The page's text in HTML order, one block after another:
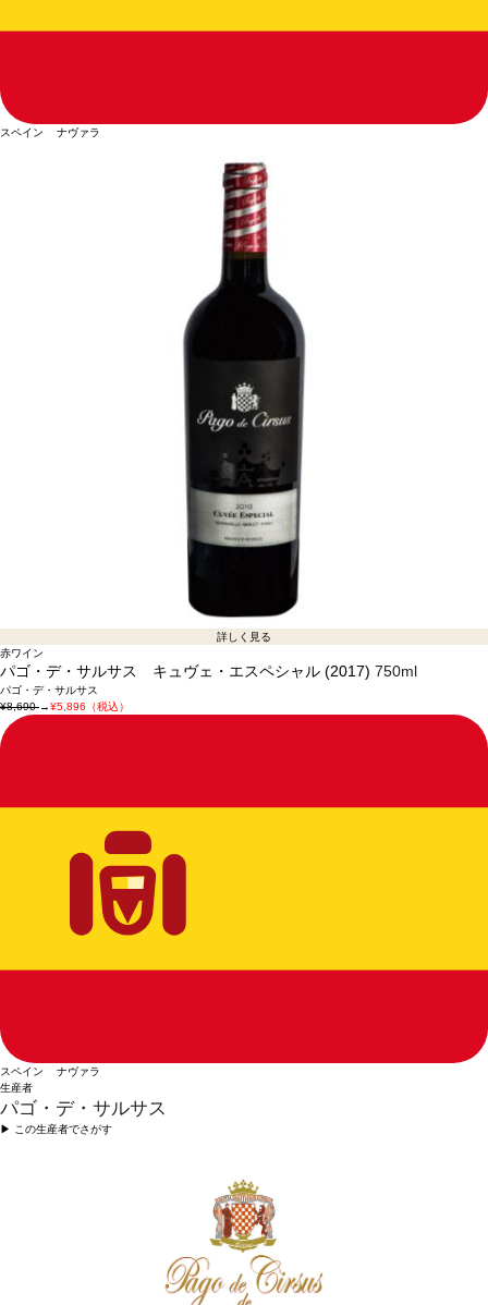
スペイン ナヴァラ
詳しく見る
赤ワイン
パゴ・デ・サルサス キュヴェ・エスペシャル (2017) 750ml
パゴ・デ・サルサス
¥8,690→¥5,896（税込）
スペイン ナヴァラ
生産者
パゴ・デ・サルサス
▶︎ この生産者でさがす